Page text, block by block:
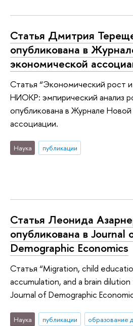
Статья Дмитрия
опубликована в
экономической
Статья “Экономический рост
НИОКР: эмпирический анализ
опубликована в Журнале
ассоциации.
Наука публикации
Статья Леонида
опубликована в Journal
Demographic Economics
Статья “Migration, child
accumulation, and a brain dilution
Journal of Demographic
Наука публикации образование